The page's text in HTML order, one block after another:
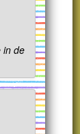
in de